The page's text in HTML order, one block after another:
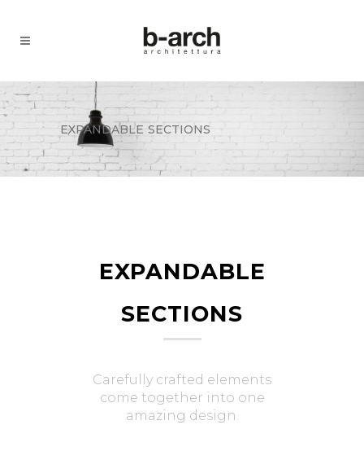
expandable sections
expandable
sections
Carefully crafted elements
come together into one
amazing design.